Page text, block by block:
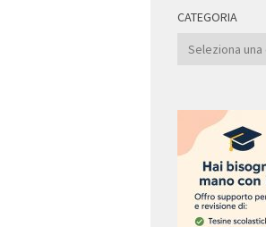
CATEGORIA
Categoria